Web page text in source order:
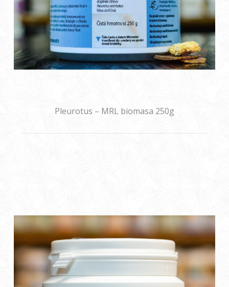
Pleurotus – MRL biomasa 250g